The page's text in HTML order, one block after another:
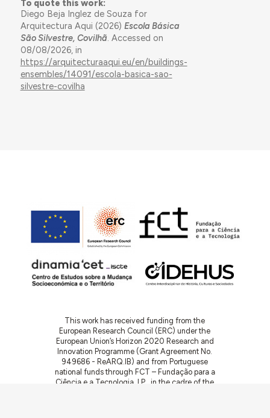
To quote this work:
Diego Beja Inglez de Souza for
Arquitectura Aqui (2026) Escola Básica
São Silvestre, Covilhã . Accessed on
08/08/2026, in
https://arquitecturaaqui.eu/en/buildings-
ensembles/14091/escola-basica-sao-
silvestre-covilha
This work has received funding from the
European Research Council (ERC) under the
European Union’s Horizon 2020 Research and
Innovation Programme (Grant Agreement No.
949686 - ReARQ.IB) and from Portuguese
national funds through FCT – Fundação para a
Ciência e a Tecnologia, I.P., in the cadre of the